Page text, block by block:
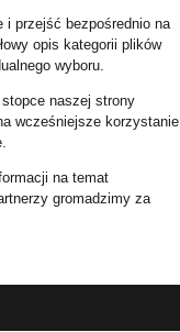
przejść bezpośrednio na
opis kategorii plików
wyboru.
naszej strony
wcześniejsze korzystanie
.
na temat
gromadzimy za